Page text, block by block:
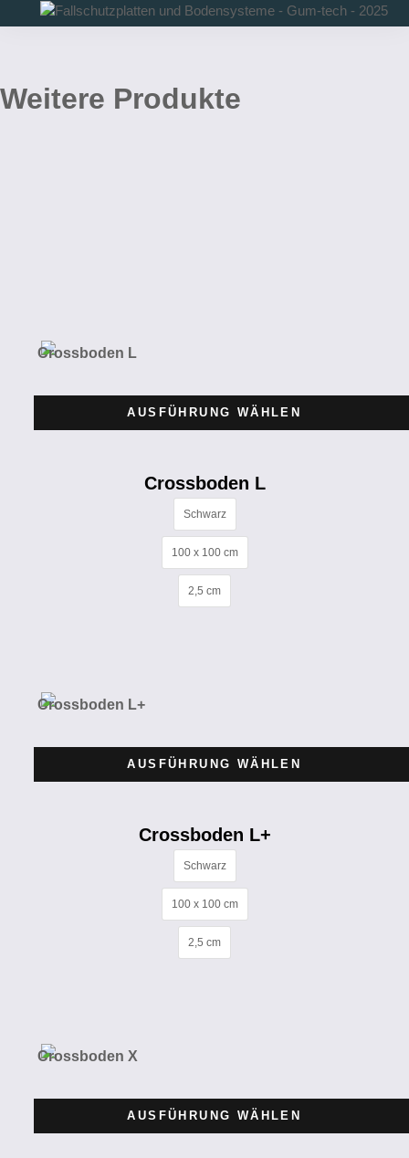
TOGGLE
Weitere Produkte
AUSFÜHRUNG WÄHLEN
Crossboden L
Schwarz
100 x 100 cm
2,5 cm
AUSFÜHRUNG WÄHLEN
Crossboden L+
Schwarz
100 x 100 cm
2,5 cm
AUSFÜHRUNG WÄHLEN